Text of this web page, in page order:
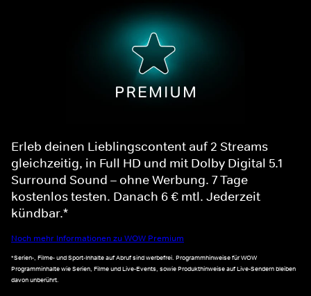
Erleb deinen Lieblingscontent auf 2 Streams
gleichzeitig, in Full HD und mit Dolby Digital 5.1
Surround Sound – ohne Werbung. 7 Tage
kostenlos testen. Danach 6 € mtl. Jederzeit
kündbar.*
Noch mehr Informationen zu WOW Premium
*Serien-, Filme- und Sport-Inhalte auf Abruf sind werbefrei. Programmhinweise für WOW
Programminhalte wie Serien, Filme und Live-Events, sowie Produkthinweise auf Live-Sendern bleiben
davon unberührt.